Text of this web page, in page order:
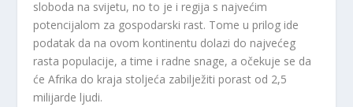
sloboda na svijetu, no to je i regija s najvećim
potencijalom za gospodarski rast. Tome u prilog ide
podatak da na ovom kontinentu dolazi do najvećeg
rasta populacije, a time i radne snage, a očekuje se da
će Afrika do kraja stoljeća zabilježiti porast od 2,5
milijarde ljudi.